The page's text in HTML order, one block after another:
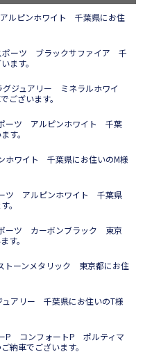
ピンホワイト 千葉県にお住
ーツ ブラックサファイア 千
ます。
ュアリー ミネラルホワイ
ございます。
ツ アルピンホワイト 千葉
す。
ワイト 千葉県にお住いのM様
アルピンホワイト 千葉県
。
ツ カーボンブラック 東京
す。
ーンメタリック 東京都にお住
リー 千葉県にお住いのT様
コンフォートP ポルティマ
納車でございます。